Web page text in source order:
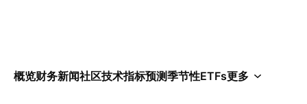
概览财务新闻社区技术指标预测季节性ETFs更多